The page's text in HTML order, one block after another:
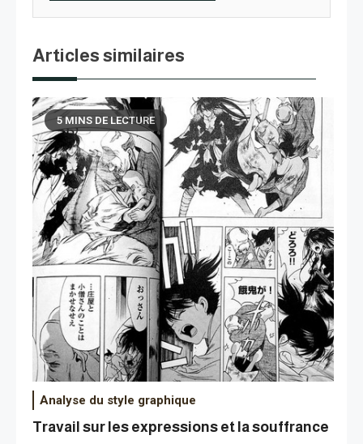
Articles similaires
5 MINS DE LECTURE
Analyse du style graphique
Travail sur les expressions et la souffrance